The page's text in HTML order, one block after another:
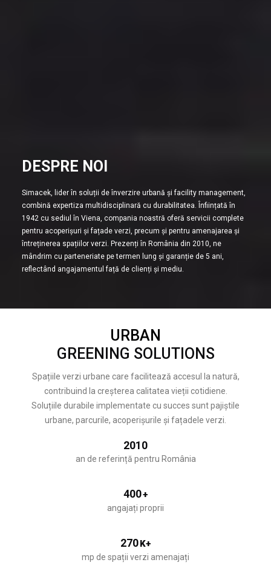
DESPRE NOI
Simacek, lider în soluții de înverzire urbană și facility management,
combină expertiza multidisciplinară cu durabilitatea. Înființată în
1942 cu sediul în Viena, compania noastră oferă servicii complete
pentru acoperișuri și fațade verzi, precum și pentru amenajarea și
întreținerea spațiilor verzi. Prezenți în România din 2010, ne
mândrim cu parteneriate pe termen lung și garanție de 5 ani,
reflectând angajamentul față de clienți și mediu.
URBAN
GREENING SOLUTIONS
Spațiile verzi urbane care facilitează accesul la natură,
contribuind la creșterea calitatea vieții cotidiene.
Soluțiile durabile implementate cu succes sunt pajiștile
urbane, parcurile, acoperișurile și fațadele verzi.
2010
an de referință pentru România
400+
angajați proprii
270K+
mp de spații verzi amenajați